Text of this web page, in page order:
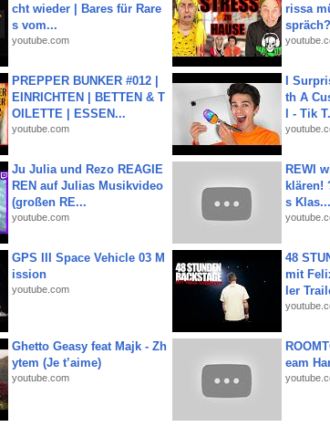
cht wieder | Bares für Rare
s vom...
youtube.com
rissa
PREPPER BUNKER #012 |
EINRICHTEN | BETTEN & T
OILETTE | ESSEN...
youtube.com
I
th A
l - Tik
Ju Julia und Rezo REAGIE
REN auf Julias Musikvideo
(großen RE...
youtube.com
REWI
klären!
s Klas...
GPS III Space Vehicle 03 M
ission
youtube.com
48
mit
ler
Ghetto Geasy feat Majk - Zh
ytem (Je t’aime)
youtube.com
eam